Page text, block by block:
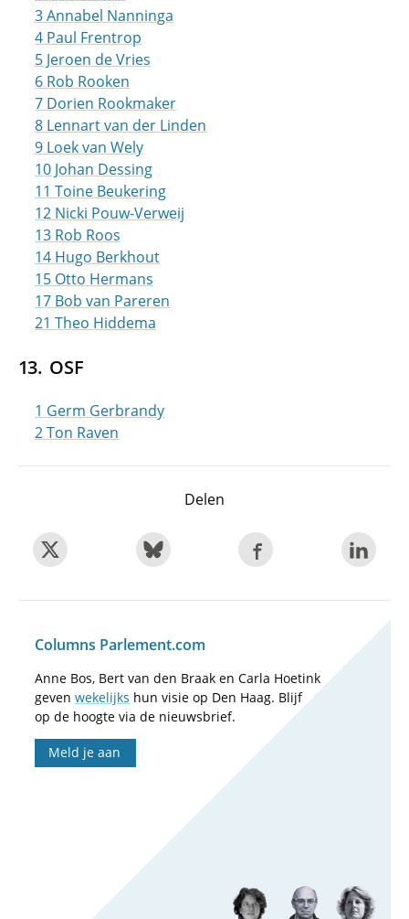
3 Annabel Nanninga
4 Paul Frentrop
5 Jeroen de Vries
6 Rob Rooken
7 Dorien Rookmaker
8 Lennart van der Linden
9 Loek van Wely
10 Johan Dessing
11 Toine Beukering
12 Nicki Pouw-Verweij
13 Rob Roos
14 Hugo Berkhout
15 Otto Hermans
17 Bob van Pareren
21 Theo Hiddema
OSF
1 Germ Gerbrandy
2 Ton Raven
Delen
Columns Parlement.com
Anne Bos, Bert van den Braak en Carla Hoetink
geven wekelijks hun visie op Den Haag. Blijf
op de hoogte via de nieuwsbrief.
Meld je aan